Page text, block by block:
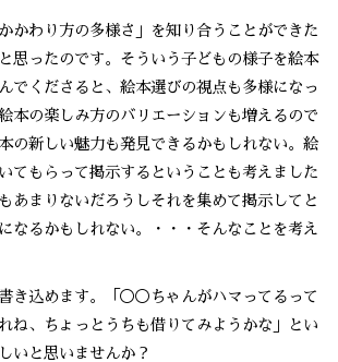
かわり方の多様さ」を知り合うことができた
思ったのです。そういう子どもの様子を絵本
でくださると、絵本選びの視点も多様になっ
本の楽しみ方のバリエーションも増えるので
の新しい魅力も発見できるかもしれない。絵
てもらって掲示するということも考えました
あまりないだろうしそれを集めて掲示してと
なるかもしれない。・・・そんなことを考え
き込めます。「◯◯ちゃんがハマってるって
ね、ちょっとうちも借りてみようかな」とい
いと思いませんか？